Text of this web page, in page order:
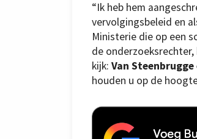
“Ik heb hem
vervolgingsbeleid en
Ministerie die op een
de
kijk: Van
houden u op de